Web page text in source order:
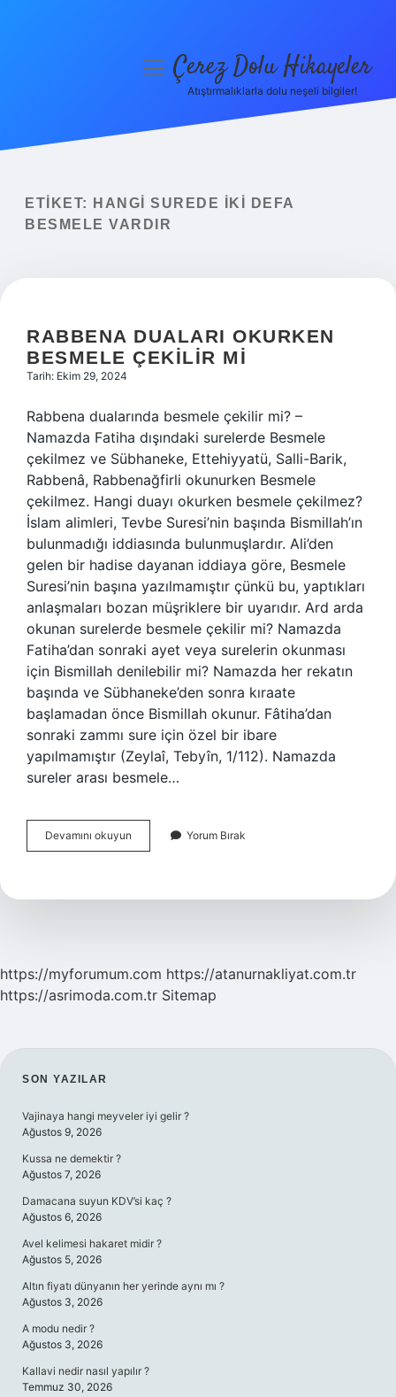
Yasal Uyarı
menüyüÇerez Dolu Hikayeler
Atıştırmalıklarla dolu neşeli bilgiler!
ETIKET:
HANGI SUREDE IKI DEFA
BESMELE VARDIR
RABBENA DUALARI OKURKEN
BESMELE ÇEKILIR MI
Tarih: Ekim 29, 2024
Rabbena dualarında besmele çekilir mi? –
Namazda Fatiha dışındaki surelerde Besmele
çekilmez ve Sübhaneke, Ettehiyyatü, Salli-Barik,
Rabbenâ, Rabbenağfirli okunurken Besmele
çekilmez. Hangi duayı okurken besmele çekilmez?
İslam alimleri, Tevbe Suresi’nin başında Bismillah’ın
bulunmadığı iddiasında bulunmuşlardır. Ali’den
gelen bir hadise dayanan iddiaya göre, Besmele
Suresi’nin başına yazılmamıştır çünkü bu, yaptıkları
anlaşmaları bozan müşriklere bir uyarıdır. Ard arda
okunan surelerde besmele çekilir mi? Namazda
Fatiha’dan sonraki ayet veya surelerin okunması
için Bismillah denilebilir mi? Namazda her rekatın
başında ve Sübhaneke’den sonra kıraate
başlamadan önce Bismillah okunur. Fâtiha’dan
sonraki zammı sure için özel bir ibare
yapılmamıştır (Zeylaî, Tebyîn, 1/112). Namazda
sureler arası besmele…
Devamını okuyun Rabbena
Duaları
Çekilir
Yorum Bırak
https://myforumum.com https://atanurnakliyat.com.tr
https://asrimoda.com.tr Sitemap
SIDEBAR
SON YAZILAR
Vajinaya hangi meyveler iyi gelir ?
Ağustos 9, 2026
Kussa ne demektir ?
Ağustos 7, 2026
Damacana suyun KDV’si kaç ?
Ağustos 6, 2026
Avel kelimesi hakaret midir ?
Ağustos 5, 2026
Altın fiyatı dünyanın her yerinde aynı mı ?
Ağustos 3, 2026
A modu nedir ?
Ağustos 3, 2026
Kallavi nedir nasıl yapılır ?
Temmuz 30, 2026